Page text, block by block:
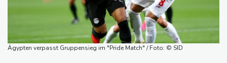
Unbekannter schießt in Baden-Württemberg auf Auto: Ein
FIFA-Statement: Rückendeckung für Infantino
Ägypten verpasst Gruppensieg im "Pride Match" / Foto: © SID